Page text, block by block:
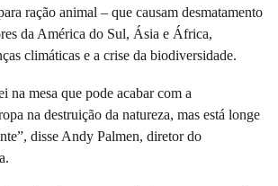
ração animal – que causam desmatamento
da América do Sul, Ásia e África,
climáticas e a crise da biodiversidade.
na mesa que pode acabar com a
na destruição da natureza, mas está longe
disse Andy Palmen, diretor do